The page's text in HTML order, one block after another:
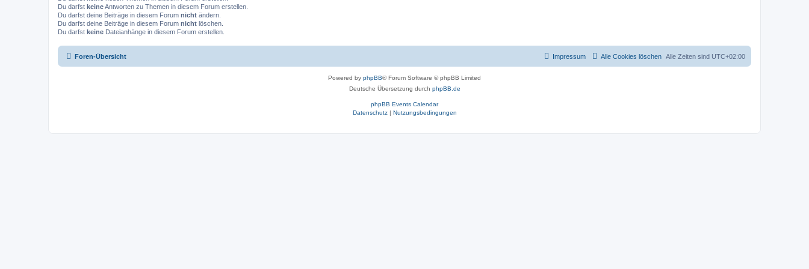
Du darfst keineAntworten zu Themen in diesem Forum erstellen.
Du darfst deine Beiträge in diesem Forum nicht ändern.
Du darfst deine Beiträge in diesem Forum nicht löschen.
Du darfst keine Dateianhänge in diesem Forum erstellen.
Foren-Übersicht Alle Zeiten sind UTC+02:00
Alle Cookies löschen
Impressum
Powered by phpBB® Forum Software © phpBB Limited
Deutsche Übersetzung durch phpBB.de
phpBB Events Calendar
Datenschutz| Nutzungsbedingungen